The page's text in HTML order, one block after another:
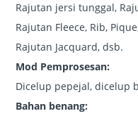
Rajutan jersi tunggal,
Rajutan Fleece, Rib,
Rajutan Jacquard, dsb.
Mod Pemprosesan:
Dicelup pepejal, dicelup
Bahan benang: